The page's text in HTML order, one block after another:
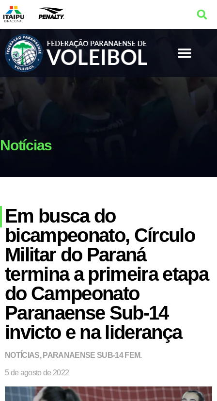
Notícias
Em busca do
bicampeonato, Círculo
Militar do Paraná
termina a primeira etapa
do Campeonato
Paranaense Sub-14
invicto e na liderança
NOTÍCIAS, PARANAENSE SUB-14 FEM.
5 de agosto de 2022